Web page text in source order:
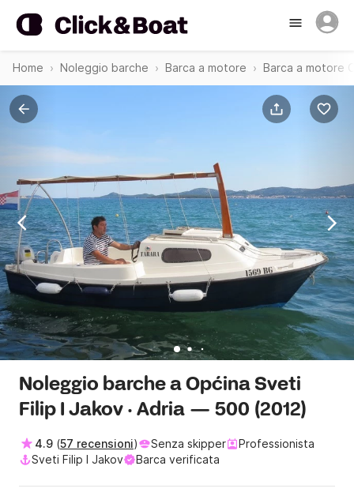
Home Noleggio barche Barca a motore Barca a motore
Noleggio barche a Općina Sveti
Filip I Jakov · Adria — 500 (2012)
4.9 (57 recensioni) Senza skipper
Professionista
Sveti Filip I Jakov
Barca verificata